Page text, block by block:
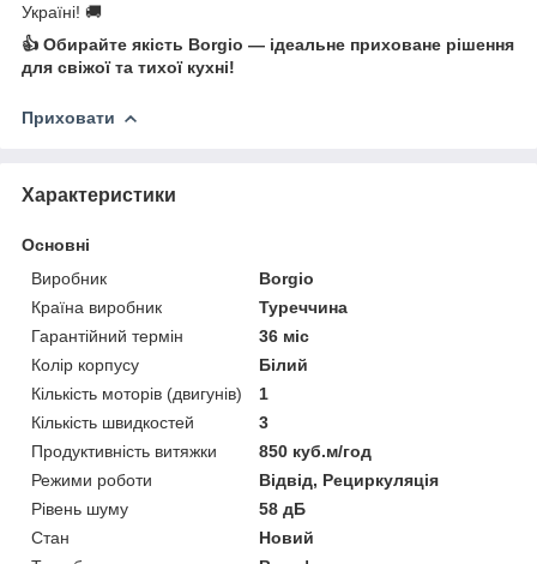
Україні! 🚚
👍 Обирайте якість Borgio — ідеальне приховане рішення
для свіжої та тихої кухні!
Приховати
Характеристики
Основні
Виробник
Borgio
Країна виробник
Туреччина
Гарантійний термін
36 міс
Колір корпусу
Білий
Кількість моторів (двигунів)
1
Кількість швидкостей
3
Продуктивність витяжки
850 куб.м/год
Режими роботи
Відвід, Рециркуляція
Рівень шуму
58 дБ
Стан
Новий